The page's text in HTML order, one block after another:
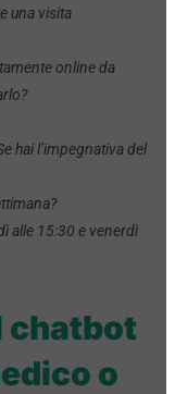
una visita
online da
hai l’impegnativa del
alle 15:30 e venerdì
chatbot
o